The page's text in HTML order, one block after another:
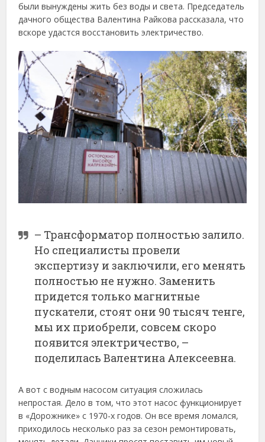
были вынуждены жить без воды и света. Председатель
дачного общества Валентина Райкова рассказала, что
вскоре удастся восстановить электричество.
– Трансформатор полностью залило.
Но специалисты провели
экспертизу и заключили, его менять
полностью не нужно. Заменить
придется только магнитные
пускатели, стоят они 90 тысяч тенге,
мы их приобрели, совсем скоро
появится электричество, –
поделилась Валентина Алексеевна.
А вот с водным насосом ситуация сложилась
непростая. Дело в том, что этот насос функционирует
в «Дорожнике» с 1970-х годов. Он все время ломался,
приходилось несколько раз за сезон ремонтировать,